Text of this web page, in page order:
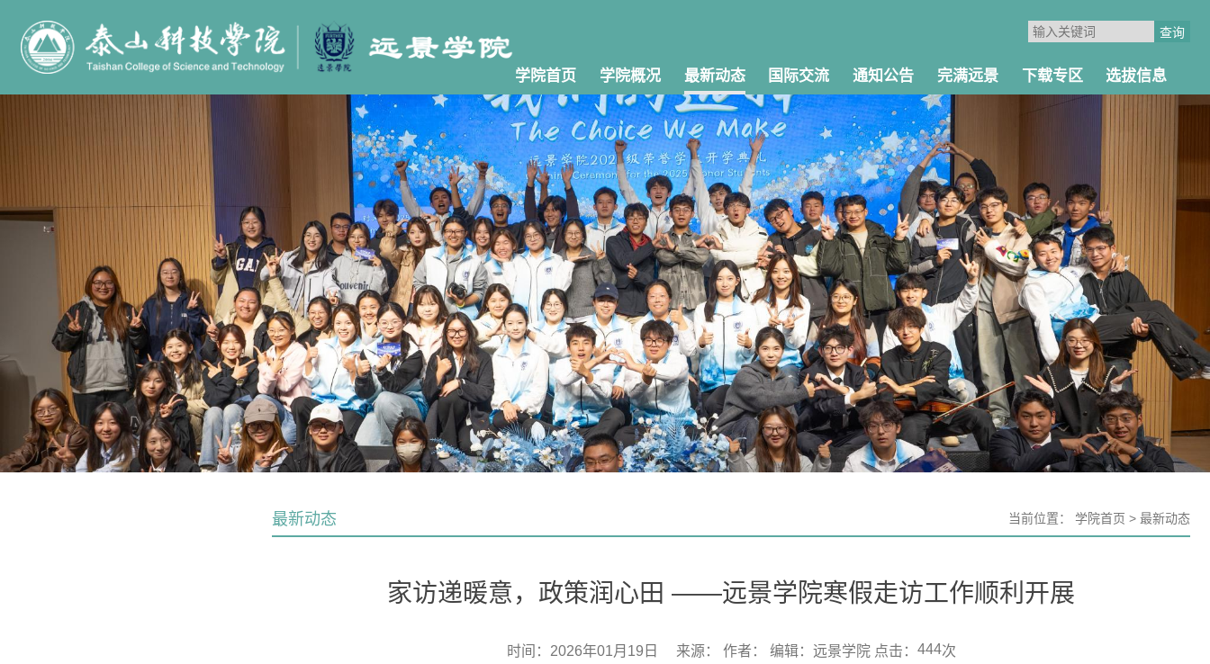
学院首页 学院概况 最新动态 国际交流 通知公告 完满远景 下载专区 选拔信息
最新动态 当前位置： 学院首页 > 最新动态
家访递暖意，政策润心田 ——远景学院寒假走访工作顺利开展
时间：2026年01月19日 来源： 作者： 编辑：远景学院 点击： 444次